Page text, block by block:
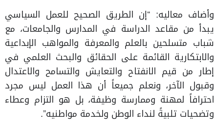
وأضاف معاليه: “إن الطريق الصحيح للعمل السياسي
يبدأ من مقاعد الدراسة في المدارس والجامعات، مع
شباب متسلحين بالعلم والمعرفة والمواهب الإبداعية
والابتكارية القائمة على الحقائق والبحث العلمي في
إطار من قيم الانفتاح والتعايش والتسامح والاعتدال
وقبول الآخر، ونعلم جميعاً أن هذا العمل ليس مجرد
احترافاً لمهنة وممارسة وظيفة، بل هو التزام وعطاء
وتضحيات تلبيةً لنداء الوطن ولخدمة مواطنيه”.